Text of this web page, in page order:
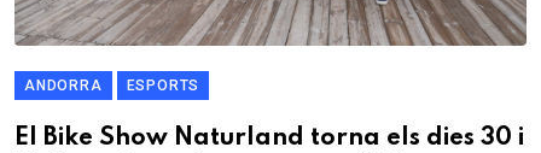
ANDORRA ESPORTS
El Bike Show Naturland torna els dies 30 i